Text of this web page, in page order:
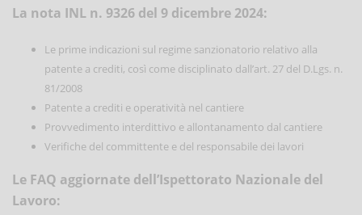
La nota INL n. 9326 del 9 dicembre 2024:
Le prime indicazioni sul regime sanzionatorio relativo alla
patente a crediti, così come disciplinato dall’art. 27 del D.Lgs. n.
81/2008
Patente a crediti e operatività nel cantiere
Provvedimento interdittivo e allontanamento dal cantiere
Verifiche del committente e del responsabile dei lavori
Le FAQ aggiornate dell’Ispettorato Nazionale del
Lavoro: